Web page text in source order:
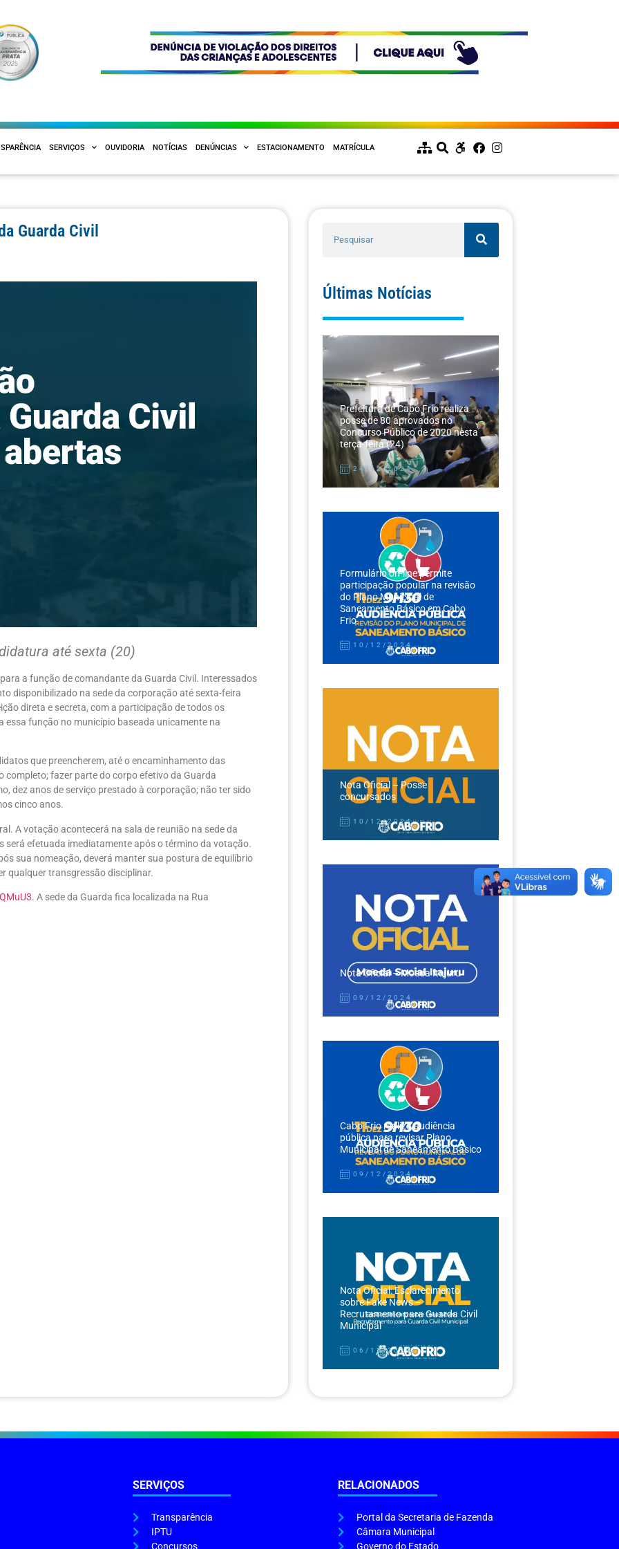
SERVIÇOS OUVIDORIA NOTÍCIAS DENÚNCIAS ESTACIONAMENTO MATRÍCULA
Guarda Civil
até sexta (20)
a função de comandante da Guarda Civil. Interessados
disponibilizado na sede da corporação até sexta-feira
direta e secreta, com a participação de todos os
essa função no município baseada unicamente na
que preencherem, até o encaminhamento das
completo; fazer parte do corpo efetivo da Guarda
dez anos de serviço prestado à corporação; não ter sido
cinco anos.
A votação acontecerá na sala de reunião na sede da
será efetuada imediatamente após o término da votação.
sua nomeação, deverá manter sua postura de equilíbrio
qualquer transgressão disciplinar.
A sede da Guarda fica localizada na Rua
Últimas Notícias
Prefeitura de Cabo Frio realiza
posse de 80 aprovados no
Concurso Público de 2020 nesta
terça-feira (24)
24/12/2024
Formulário on-line permite
participação popular na revisão
do Plano Municipal de
Saneamento Básico em Cabo
Frio
10/12/2024
Nota Oficial – Posse
concursados
10/12/2024
Nota Oficial – Moeda Itajuru
09/12/2024
Cabo Frio realiza audiência
pública para revisar Plano
Municipal de Saneamento Básico
09/12/2024
Nota Oficial: Esclarecimento
sobre Fake News –
Recrutamento para Guarda Civil
Municipal
06/12/2024
SERVIÇOS
Transparência
IPTU
Concursos
RELACIONADOS
Portal da Secretaria de Fazenda
Câmara Municipal
Governo do Estado